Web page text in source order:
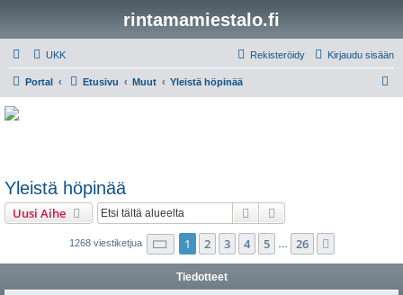
rintamamiestalo.fi
UKK Kirjaudu sisään
Rekisteröidy
Portal Etusivu Muut Yleistä höpinää
Yleistä höpinää
Uusi Aihe Etsi
1268 viestiketjua Sivu /26
1 2 3 4 5 26
Tiedotteet